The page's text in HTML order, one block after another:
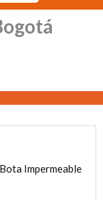
Impermeable